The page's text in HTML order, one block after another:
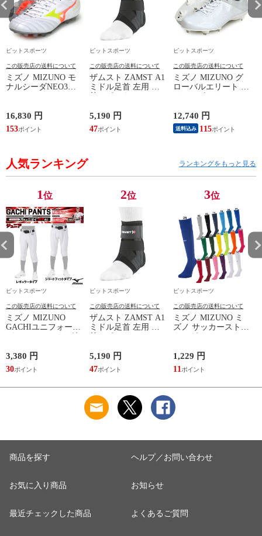
ピットスポーツ
この販売店の送料について
ミズノ MIZUNO モ
ナルシーダNEO3
カースパイク ワイド
26AW (P1GA262154)
16,830 円
153
ピットスポーツ
この販売店の送料について
ザムスト ZAMST A1
ミドル足首 左用 足
5,190 円
47
ピットスポーツ
この販売店の送料について
ミズノ MIZUNO グ
ローバルエリート ラ
白 シューズ 軽量
24SS (11GM241001)
12,740 円
送料込み 115
人気ランキング ランキングをもっと見る
1位
ピットスポーツ
この販売店の送料について
ミズノ MIZUNO
GACHIユニフォーム
ォーム 練習用ユニフ
ォームパンツ GACHI
PANTS
3,380 円
30
2位
ピットスポーツ
この販売店の送料について
ザムスト ZAMST A1
ミドル足首 左用 足
5,190 円
47
3位
ピットスポーツ
この販売店の送料について
ミズノ MIZUNO ミ
ズノ サッカーストッ
23SS(P2MXA060)
1,229 円
11
商品を探す
お気に入り商品
最近チェックした商品
ヘルプ／お問い合わせ
お知らせ
よくあるご質問